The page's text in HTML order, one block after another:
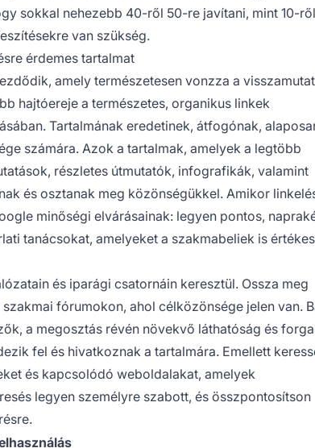
sokkal nehezebb 40-ről 50-re javítani, mint 10-ről
van szükség.
érdemes tartalmat
amely természetesen vonzza a
hajtóereje a természetes, organikus linkek
Tartalmának eredetinek, átfogónak,
számára. Azok a tartalmak, amelyek a legtöbb
részletes útmutatók, infografikák, valamint
és osztanak meg közönségükkel. Amikor
minőségi elvárásainak: legyen pontos,
tanácsokat, amelyeket a szakmabeliek is
és iparági csatornáin keresztül. Ossza meg
fórumokon, ahol célközönsége jelen van.
a megosztás révén növekvő láthatóság és
fel és hivatkoznak a tartalmára. Emellett
és kapcsolódó weboldalakat, amelyek
legyen személyre szabott, és összpontosítson